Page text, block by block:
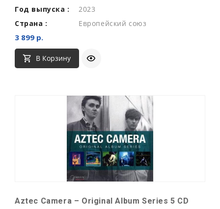
Год выпуска :
2023
Страна :
Европейский союз
3 899 р.
В Корзину
Aztec Camera ‎– Original Album Series 5 CD